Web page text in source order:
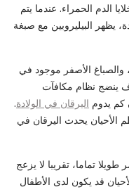
الدم الحمراء. عندما يتم
يظهر البيليروبين مع صبغة
والصباغ الأصفر موجود في
ينضج نظام مكافآت
كم يدوم اليرقان في الولادة.
الأحيان يحدث اليرقان في
تماما، تقريبا لا يزعج
قد يكون لدى الأطفال